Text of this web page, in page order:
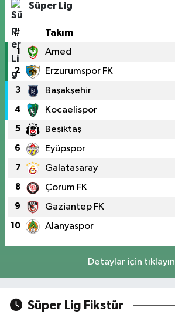
Süper Lig
# Takım
1 Amed
2 Erzurumspor FK
3 Başakşehir
4 Kocaelispor
5 Beşiktaş
6 Eyüpspor
7 Galatasaray
8 Çorum FK
9 Gaziantep FK
10 Alanyaspor
Detaylar için tıklayın
Süper Lig Fikstür